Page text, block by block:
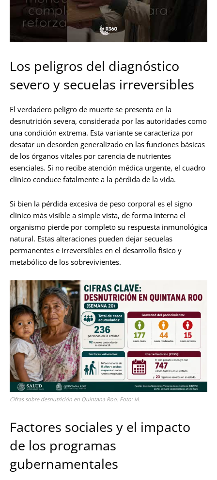
Los peligros del diagnóstico
severo y secuelas irreversibles
El verdadero peligro de muerte se presenta en la
desnutrición severa, considerada por las autoridades como
una condición extrema. Esta variante se caracteriza por
desatar un desorden generalizado en las funciones básicas
de los órganos vitales por carencia de nutrientes
esenciales. Si no recibe atención médica urgente, el cuadro
clínico conduce fatalmente a la pérdida de la vida.
Si bien la pérdida excesiva de peso corporal es el signo
clínico más visible a simple vista, de forma interna el
organismo pierde por completo su respuesta inmunológica
natural. Estas alteraciones pueden dejar secuelas
permanentes e irreversibles en el desarrollo físico y
metabólico de los sobrevivientes.
Cifras sobre desnutrición en Quintana Roo. Foto: IA.
Factores sociales y el impacto
de los programas
gubernamentales